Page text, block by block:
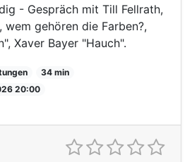
- Gespräch mit Till Fellrath,
gehören die Farben?,
Xaver Bayer "Hauch".
34 min
20:00